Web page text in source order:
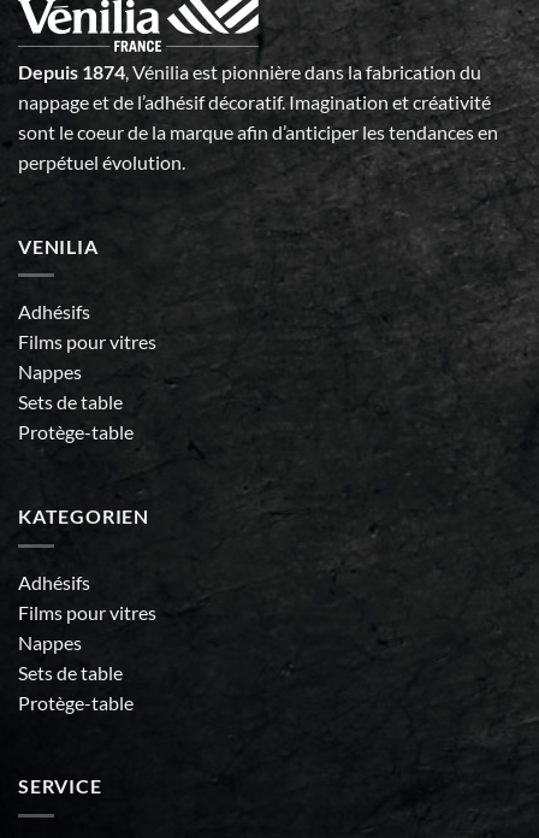
Depuis 1874, Vénilia est pionnière dans la fabrication du
nappage et de l’adhésif décoratif. Imagination et créativité
sont le coeur de la marque afin d’anticiper les tendances en
perpétuel évolution.
VENILIA
Adhésifs
Films pour vitres
Nappes
Sets de table
Protège-table
KATEGORIEN
Adhésifs
Films pour vitres
Nappes
Sets de table
Protège-table
SERVICE